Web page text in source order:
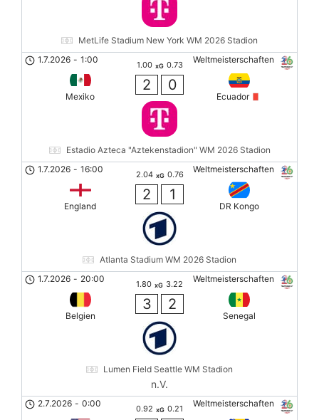
MetLife Stadium New York WM 2026 Stadion
Weltmeisterschaften
1.7.2026 - 1:00
Mexiko
1.00 xG 0.73
2 0
Ecuador
Estadio Azteca "Aztekenstadion" WM 2026 Stadion
Weltmeisterschaften
1.7.2026 - 16:00
England
2.04 xG 0.76
2 1
DR Kongo
Atlanta Stadium WM 2026 Stadion
Weltmeisterschaften
1.7.2026 - 20:00
Belgien
1.80 xG 3.22
3 2
Senegal
Lumen Field Seattle WM Stadion
n.V.
Weltmeisterschaften
2.7.2026 - 0:00
0.92 xG 0.21